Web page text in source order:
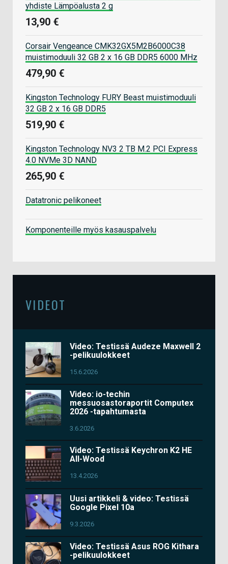
yhdiste Lämpöalusta 2 g
13,90 €
Corsair Vengeance CMK32GX5M2B6000C38
muistimoduuli 32 GB 2 x 16 GB DDR5 6000 MHz
479,90 €
Kingston Technology FURY Beast muistimoduuli
32 GB 2 x 16 GB DDR5
519,90 €
Kingston Technology NV3 2 TB M.2 PCI Express
4.0 NVMe 3D NAND
265,90 €
Datatronic pelikoneet
Komponenteille myös kasauspalvelu
VIDEOT
Video: Testissä Audeze Maxwell 2
-pelikuulokkeet
15.6.2026
Video: io-techin
messuosastoraportit Computex
2026 -tapahtumasta
3.6.2026
Video: Testissä Keychron K2 HE
All-Wood
13.4.2026
Uusi artikkeli & video: Testissä
Google Pixel 10a
9.3.2026
Video: Testissä Asus ROG Kithara
-pelikuulokkeet